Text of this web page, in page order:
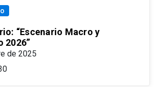
“Escenario Macro y
2026”
de 2025